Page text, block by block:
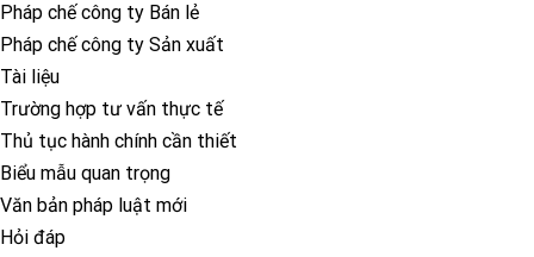
Pháp chế công ty Bán lẻ
Pháp chế công ty Sản xuất
Tài liệu
Trường hợp tư vấn thực tế
Thủ tục hành chính cần thiết
Biểu mẫu quan trọng
Văn bản pháp luật mới
Hỏi đáp